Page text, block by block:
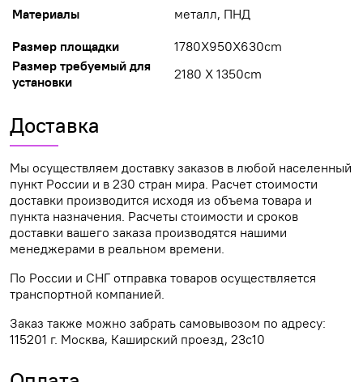
Материалы
металл, ПНД
Размер площадки
1780X950X630cm
Размер требуемый для
установки
2180 Х 1350cm
Доставка
Мы осуществляем доставку заказов в любой населенный
пункт России и в 230 стран мира. Расчет стоимости
доставки производится исходя из объема товара и
пункта назначения. Расчеты стоимости и сроков
доставки вашего заказа производятся нашими
менеджерами в реальном времени.
По России и СНГ отправка товаров осуществляется
транспортной компанией.
Заказ также можно забрать самовывозом по адресу:
115201 г. Москва, Каширский проезд, 23с10